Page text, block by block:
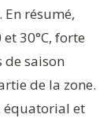
résumé,
30°C, forte
saison
de la zone.
équatorial et